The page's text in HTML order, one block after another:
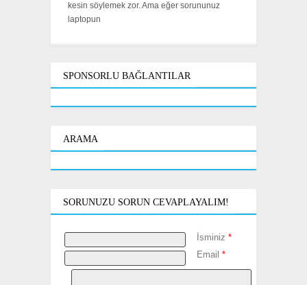
kesin söylemek zor. Ama eğer sorununuz
laptopun
SPONSORLU BAĞLANTILAR
ARAMA
SORUNUZU SORUN CEVAPLAYALIM!
İsminiz *
Email *